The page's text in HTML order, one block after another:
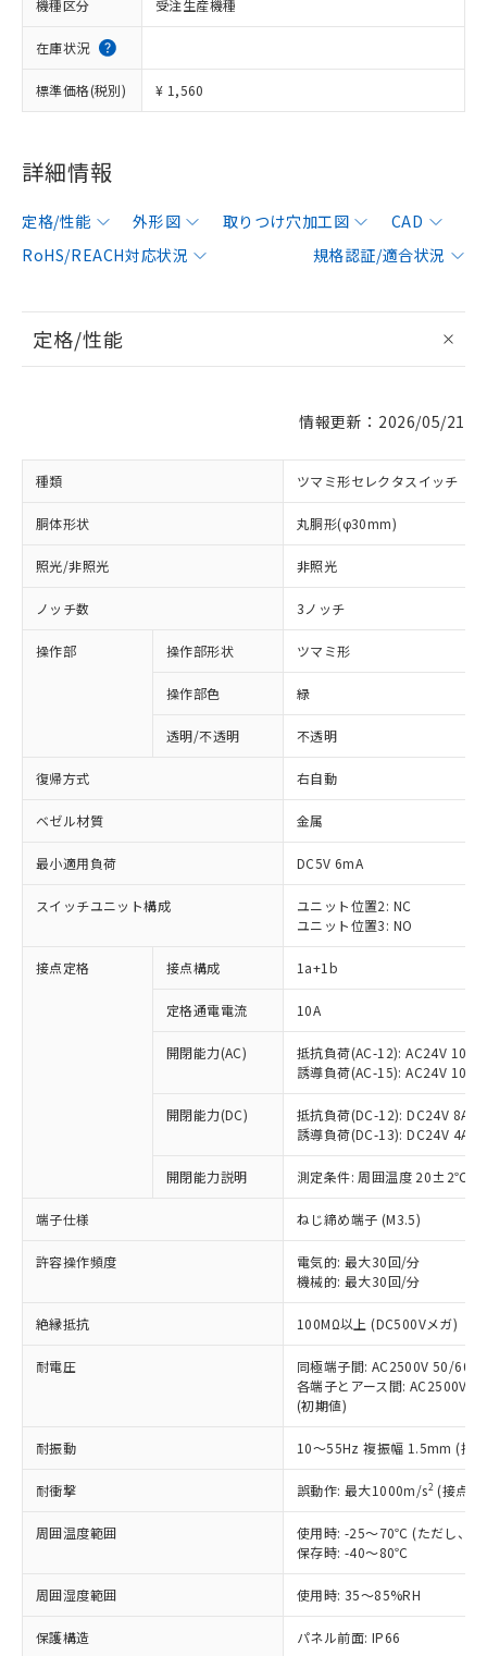
機種区分 受注生産機種
在庫状況
標準価格(税別) ¥ 1,560
詳細情報
定格/性能 外形図 取りつけ穴加工図
CAD
RoHS/REACH対応状況
規格認証/適合状況
定格/性能
情報更新：2026/05/21
種類 ツマミ形セレクタスイッチ
胴体形状 丸胴形(φ30mm)
照光/非照光 非照光
ノッチ数 3ノッチ
操作部 操作部形状 ツマミ形
操作部色 緑
透明/不透明 不透明
復帰方式 右自動
ベゼル材質 金属
最小適用負荷 DC5V 6mA
スイッチユニット構成
ユニット位置2: NC
ユニット位置3: NO
接点定格 接点構成 1a+1b
定格通電電流 10A
開閉能力(AC)
抵抗負荷(AC-12): AC24V 10A/
誘導負荷(AC-15): AC24V
開閉能力(DC)
抵抗負荷(DC-12): DC24V 8A/
誘導負荷(DC-13): DC24V 4A/
開閉能力説明 測定条件: 周囲温度 20±2℃、
端子仕様 ねじ締め端子 (M3.5)
許容操作頻度
電気的: 最大30回/分
機械的: 最大30回/分
絶縁抵抗 100MΩ以上 (DC500Vメガ)
耐電圧
同極端子間: AC2500V 50/
各端子とアース間: AC2500V
(初期値)
耐振動 10～55Hz 複振幅 1.5mm (接
耐衝撃 誤動作: 最大1000m/s2 (接点
周囲温度範囲
使用時: -25～70℃ (ただし、氷
保存時: -40～80℃
周囲湿度範囲 使用時: 35～85%RH
保護構造 パネル前面: IP66
ご利用条件
以下の条件をお読みいただき、同意のうえ
ご利用ください。
本サービスは、当社制御機器事業取扱
商品の当社在庫状況および標準価格
(税抜)を提供させていただくもので
本サービスの対象外となる商品もある
ことをご了承ください。
在庫状況および標準価格照会結果は、
記載している更新日時点での社内デー
タに基づき作成されるものであり、閲
覧された時点での実際の在庫および標
準価格とは異なる場合があることをご
※1 対応状況
対応済み：EU RoHS指令（10物質）の
非含有に対応した製品が提供可能な商品で
対応予定：EU RoHS指令（10物質）の非含
有に対応した製品に切り替える予定のある
商品です。
対応予定なし：EU RoHS指令（10物質）の
非含有に非対応の商品で、対応品を出す予
定はありません。
調査・確認中：EU RoHS指令（10物質）の
非含有の対応状況を調査中または確認中の
非該当品：ライセンス料など無形物で、有
害物質有無と関係のない商品です。
仕入先様の事情により、非含有部品として
いたものが、含有品と判明した場合などや
ミウム(Cd) 100ppm以下、
六価クロム(Cr(Ⅵ)) 1000ppm以下、ポリ臭化ビフェニル
類(PBB) 1000ppm以下、ポリ臭化ジフェニルエーテル類
(PBDE) 1000ppm以下、フタル酸ビス(2-エチルヘキシ
「○」：最大均質材料含有率が中国RoHSの
基準値以下であることを示します。
「×」：最大均質材料含有率が中国RoHSの
基準値を超えていることを示します。
「－」：未確認です。当社販売部門へお問
い合わせください。
Pb(鉛) :1000ppm、 Hg(水銀) : 1000ppm、 Cd(カドミウ
Cr(Ⅵ)(六価クロム) : 1000ppm、 PBBs(ポリ臭化ビフェ
当社は、これら貴社製品のうち、外国
為替および外国貿易法に定める商品
（以下｢規制貨物等」という）を輸出
または国外への提供する場合は、日本
国政府の輸出許可(または役務取引許
可)を取得するなどの必要な手続きを
号